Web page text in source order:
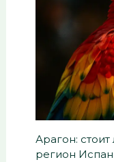
Арагон: стоит
регион